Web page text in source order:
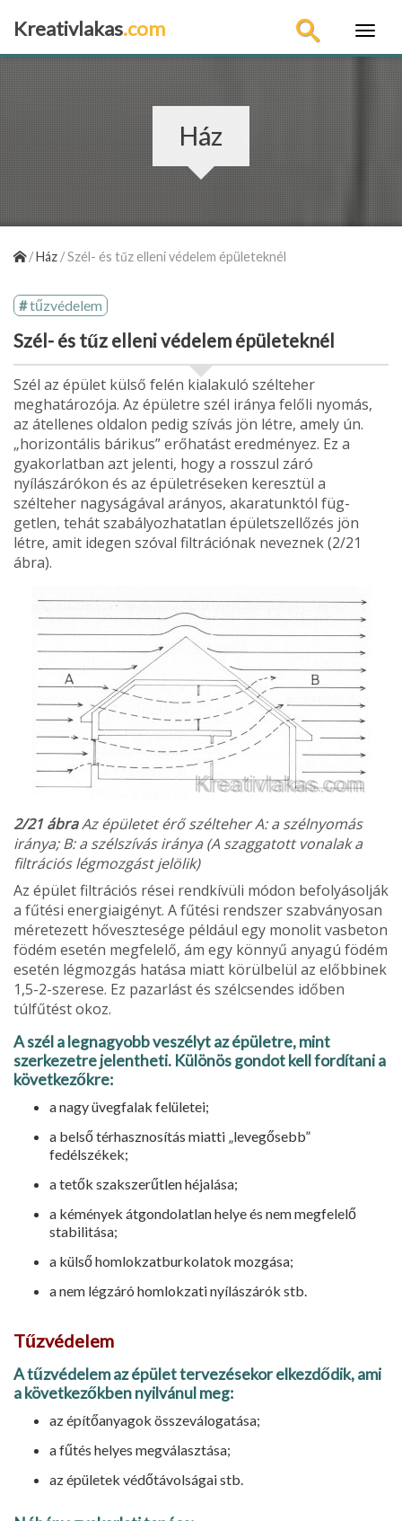
Kreativlakas.com
Ház
/Ház /Szél- és tűz elleni védelem épületeknél
tűzvédelem
Szél- és tűz elleni védelem épületeknél
Szél az épület külső felén kialakuló szélteher
meghatározója. Az épületre szél iránya felőli nyomás,
az átellenes oldalon pedig szívás jön létre, amely ún.
„horizontális bárikus” erőhatást eredményez. Ez a
gyakorlatban azt je­lenti, hogy a rosszul záró
nyílászárókon és az épületréseken keresztül a
szélteher nagyságával arányos, akaratunktól füg­
getlen, tehát szabályozhatatlan épület­szellőzés jön
létre, amit idegen szóval filtrációnak neveznek (2/21
ábra).
2/21 ábraAz épületet érő szélteher A: a szélnyomás
iránya; B: a szélszívás iránya (A szaggatott vonalak a
filtrációs légmozgást jelölik)
Az épület filtrációs rései rendkívüli módon befolyásolják
a fűtési energiaigényt. A fűtési rendszer szabványosan
méretezett hővesztesége például egy monolit vas­beton
födém esetén megfelelő, ám egy könnyű anyagú födém
esetén légmoz­gás hatása miatt körülbelül az előbbinek
1,5-2-szerese. Ez pazarlást és szélcsen­des időben
túlfűtést okoz.
A szél a legnagyobb veszélyt az épü­letre, mint
szerkezetre jelentheti. Külö­nös gondot kell fordítani a
következők­re:
a nagy üvegfalak felületei;
a belső térhasznosítás miatti „levegő­sebb”
fedélszékek;
a tetők szakszerűtlen héjalása;
a kémények átgondolatlan helye és nem megfelelő
stabilitása;
a külső homlokzatburkolatok mozgá­sa;
a nem légzáró homlokzati nyílászá­rók stb.
Tűzvédelem
A tűzvédelem az épület tervezésekor el­kezdődik, ami
a következőkben nyilvá­nul meg:
az építőanyagok összeválogatása;
a fűtés helyes megválasztása;
az épületek védőtávolságai stb.